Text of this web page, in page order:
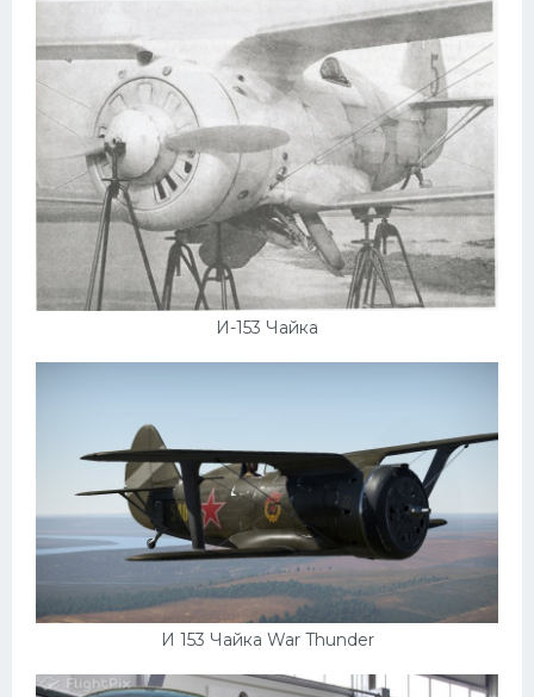
И-153 Чайка
И 153 Чайка War Thunder